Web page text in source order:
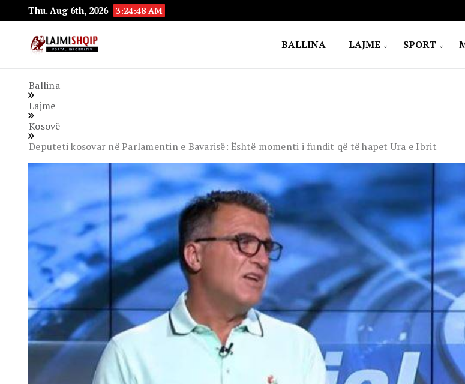
Thu. Aug 6th, 2026 3:24:49 AM
BALLINA LAJME SPORT
Ballina
Lajme
Kosovë
Deputeti kosovar në Parlamentin e Bavarisë: Është momenti i fundit që të hapet Ura e Ibrit